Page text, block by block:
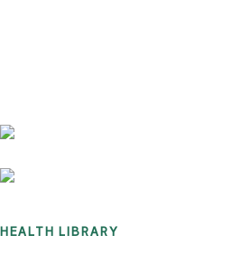
HEALTH LIBRARY